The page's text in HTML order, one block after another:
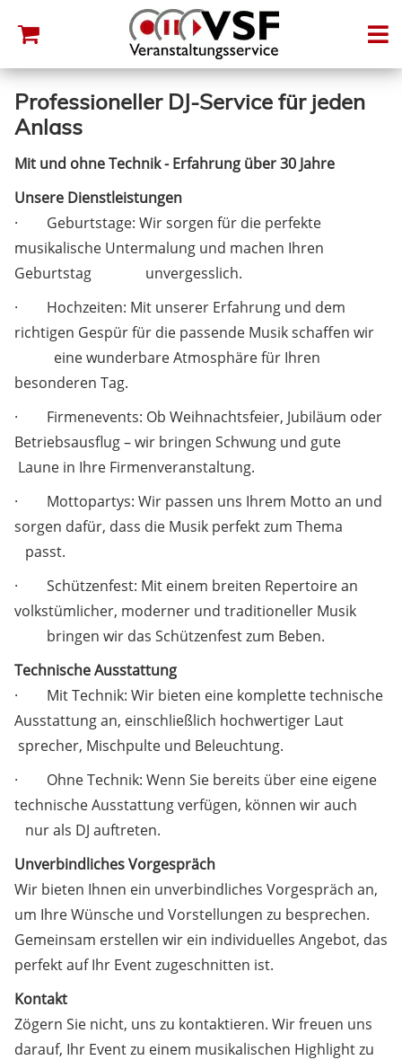
Professioneller DJ-Service für jeden
Anlass
Mit und ohne Technik - Erfahrung über 30 Jahre
Unsere Dienstleistungen
· Geburtstage: Wir sorgen für die perfekte
musikalische Untermalung und machen Ihren
Geburtstag unvergesslich.
· Hochzeiten: Mit unserer Erfahrung und dem
richtigen Gespür für die passende Musik schaffen wir
eine wunderbare Atmosphäre für Ihren
besonderen Tag.
· Firmenevents: Ob Weihnachtsfeier, Jubiläum oder
Betriebsausflug – wir bringen Schwung und gute
Laune in Ihre Firmenveranstaltung.
· Mottopartys: Wir passen uns Ihrem Motto an und
sorgen dafür, dass die Musik perfekt zum Thema
passt.
· Schützenfest: Mit einem breiten Repertoire an
volkstümlicher, moderner und traditioneller Musik
bringen wir das Schützenfest zum Beben.
Technische Ausstattung
· Mit Technik: Wir bieten eine komplette technische
Ausstattung an, einschließlich hochwertiger Laut
sprecher, Mischpulte und Beleuchtung.
· Ohne Technik: Wenn Sie bereits über eine eigene
technische Ausstattung verfügen, können wir auch
nur als DJ auftreten.
Unverbindliches Vorgespräch
Wir bieten Ihnen ein unverbindliches Vorgespräch an,
um Ihre Wünsche und Vorstellungen zu besprechen.
Gemeinsam erstellen wir ein individuelles Angebot, das
perfekt auf Ihr Event zugeschnitten ist.
Kontakt
Zögern Sie nicht, uns zu kontaktieren. Wir freuen uns
darauf, Ihr Event zu einem musikalischen Highlight zu